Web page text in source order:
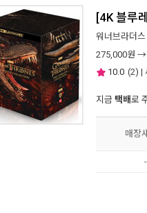
[4K 블루
워너브라더스
275,000원 →
10.0 (2) |
지금 택배로
매장
-